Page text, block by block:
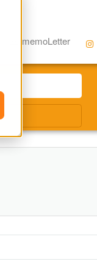
memoLetter